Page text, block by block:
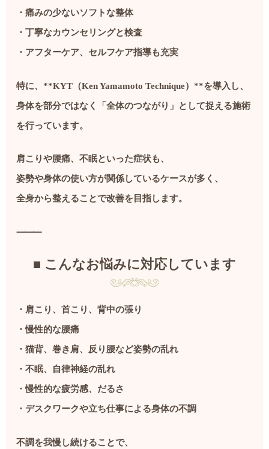
・痛みの少ないソフトな整体
・丁寧なカウンセリングと検査
・アフターケア、セルフケア指導も充実
特に、**KYT（Ken Yamamoto Technique）**を導入し、
身体を部分ではなく「全体のつながり」として捉える施術
を行っています。
肩こりや腰痛、不眠といった症状も、
姿勢や身体の使い方が関係しているケースが多く、
全身から整えることで改善を目指します。
⸻
■ こんなお悩みに対応しています
・肩こり、首こり、背中の張り
・慢性的な腰痛
・猫背、巻き肩、反り腰など姿勢の乱れ
・不眠、自律神経の乱れ
・慢性的な疲労感、だるさ
・デスクワークや立ち仕事による身体の不調
不調を我慢し続けることで、